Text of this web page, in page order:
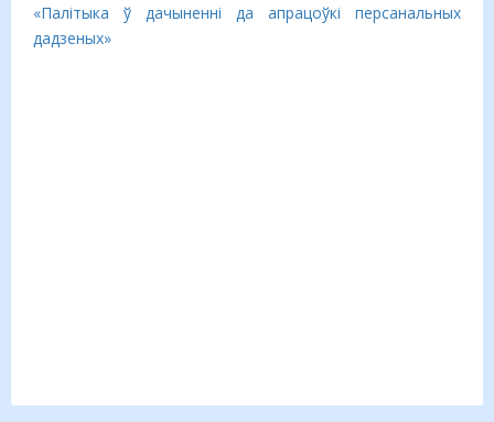
«Палітыка ў дачыненні да апрацоўкі персанальных
дадзеных»